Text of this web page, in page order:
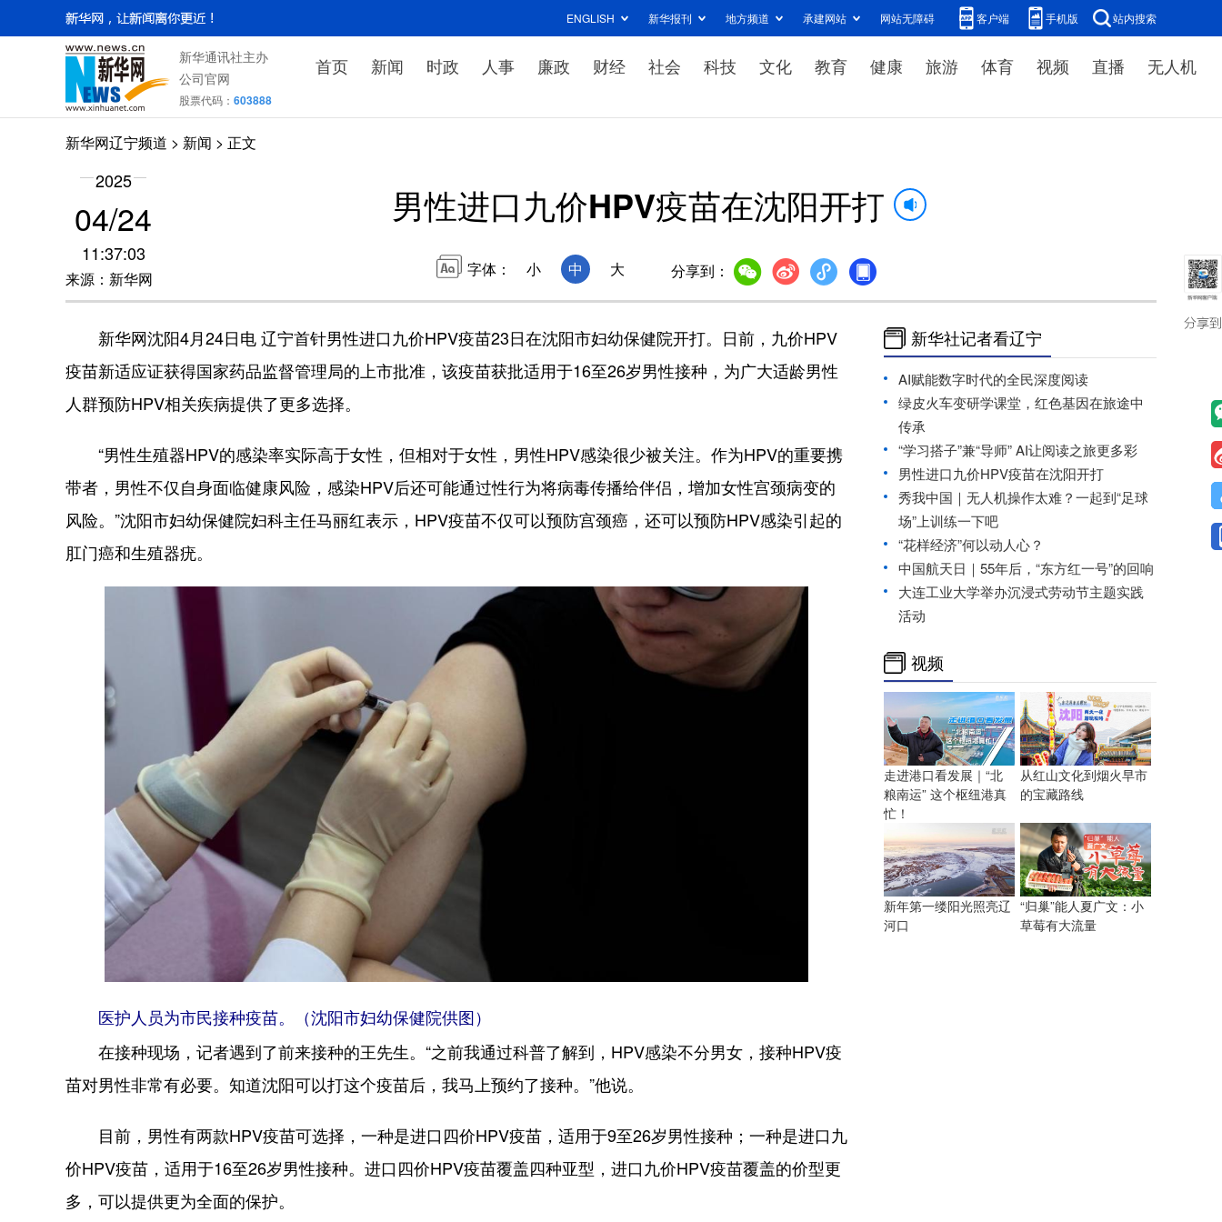
ENGLISH 新华报刊 地方频道 承建网站 网站无障碍 客户端 手机版 站内搜索
新华通讯社主办
公司官网
股票代码： 603888
首页 新闻 时政 人事 廉政 财经 社会 科技 文化 教育 健康 旅游 体育 视频 直播 无人机
新华网辽宁频道 > 新闻 > 正文
2025
04/24
11:37:03
来源：新华网
男性进口九价HPV疫苗在沈阳开打
字体： 小 中 大 分享到：
新华网沈阳4月24日电 辽宁首针男性进口九价HPV疫苗23日在沈阳市妇幼保健院开打。日前，九价HPV
疫苗新适应证获得国家药品监督管理局的上市批准，该疫苗获批适用于16至26岁男性接种，为广大适龄男性
人群预防HPV相关疾病提供了更多选择。
“男性生殖器HPV的感染率实际高于女性，但相对于女性，男性HPV感染很少被关注。作为HPV的重要携
带者，男性不仅自身面临健康风险，感染HPV后还可能通过性行为将病毒传播给伴侣，增加女性宫颈病变的
风险。”沈阳市妇幼保健院妇科主任马丽红表示，HPV疫苗不仅可以预防宫颈癌，还可以预防HPV感染引起的
肛门癌和生殖器疣。
医护人员为市民接种疫苗。（沈阳市妇幼保健院供图）
在接种现场，记者遇到了前来接种的王先生。“之前我通过科普了解到，HPV感染不分男女，接种HPV疫
苗对男性非常有必要。知道沈阳可以打这个疫苗后，我马上预约了接种。”他说。
目前，男性有两款HPV疫苗可选择，一种是进口四价HPV疫苗，适用于9至26岁男性接种；一种是进口九
价HPV疫苗，适用于16至26岁男性接种。进口四价HPV疫苗覆盖四种亚型，进口九价HPV疫苗覆盖的价型更
多，可以提供更为全面的保护。
新华社记者看辽宁
AI赋能数字时代的全民深度阅读
绿皮火车变研学课堂，红色基因在旅途中
传承
“学习搭子”兼“导师” AI让阅读之旅更多彩
男性进口九价HPV疫苗在沈阳开打
秀我中国｜无人机操作太难？一起到“足球
场”上训练一下吧
“花样经济”何以动人心？
中国航天日｜55年后，“东方红一号”的回响
大连工业大学举办沉浸式劳动节主题实践
活动
视频
走进港口看发展｜“北
粮南运” 这个枢纽港真
忙！
从红山文化到烟火早市
的宝藏路线
新年第一缕阳光照亮辽
河口
“归巢”能人夏广文：小
草莓有大流量